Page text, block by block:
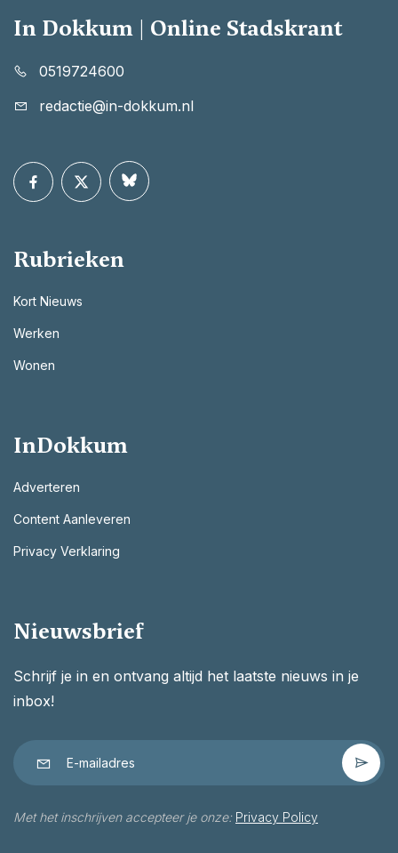
In Dokkum | Online Stadskrant
0519724600
redactie@in-dokkum.nl
Rubrieken
Kort Nieuws
Werken
Wonen
InDokkum
Adverteren
Content Aanleveren
Privacy Verklaring
Nieuwsbrief
Schrijf je in en ontvang altijd het laatste nieuws in je
inbox!
Met het inschrijven accepteer je onze: Privacy Policy